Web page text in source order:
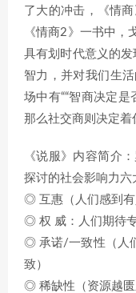
了大的冲击，《情
《情商2》一书中
具有划时代意义的
智力，并对我们生
场中有““智商决定是
那么社交商则决定着
《说服》内容简介
探讨的社会影响力六
◎ 互惠（人们感到有
◎ 权 威：人们期待
◎ 承诺/一致性（人
致）
◎ 稀缺性（资源越匮